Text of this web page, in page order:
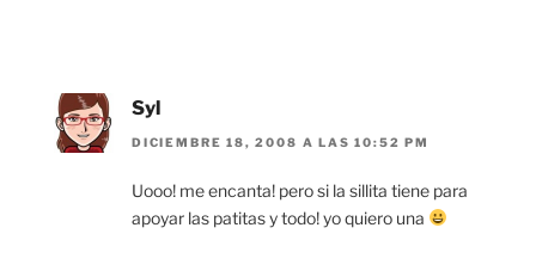
Syl
DICIEMBRE 18, 2008 A LAS 10:52 PM
Uooo! me encanta! pero si la sillita tiene para
apoyar las patitas y todo! yo quiero una